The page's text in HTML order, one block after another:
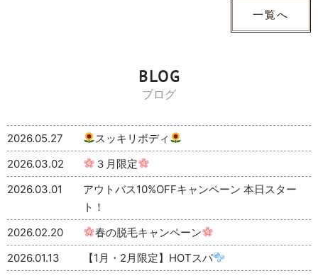
一覧へ
BLOG
ブログ
2026.05.27
スッキリボディ
2026.03.02
３月限定
2026.03.01
アウトバス10%OFFキャンペーン 本日スター
ト！
2026.02.20
春の脱毛キャンペーン
2026.01.13
【1月・2月限定】HOTスパ